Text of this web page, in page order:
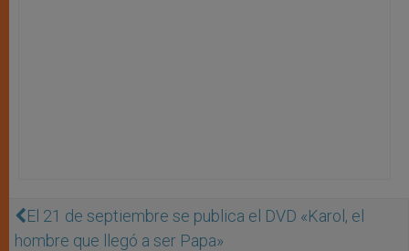
El 21 de septiembre se publica el DVD «Karol, el
hombre que llegó a ser Papa»